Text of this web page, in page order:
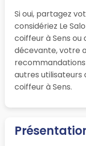
Si oui, partagez
considériez Le
coiffeur à Sens
décevante, votre
autres utilisateurs
coiffeur à Sens.